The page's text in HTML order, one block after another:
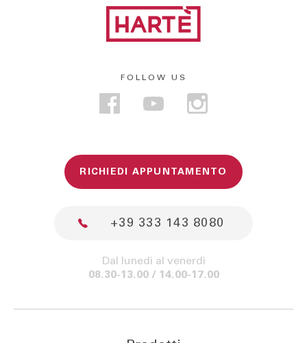
FOLLOW US
RICHIEDI APPUNTAMENTO
+39 333 143 8080
Dal lunedì al venerdì
08.30-13.00 / 14.00-17.00